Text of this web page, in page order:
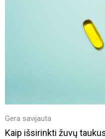
Gera savijauta
Kaip išsirinkti žuvų